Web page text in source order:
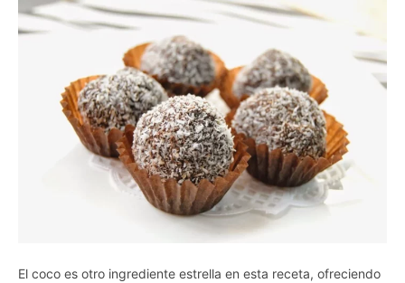
El coco es otro ingrediente estrella en esta receta, ofreciendo